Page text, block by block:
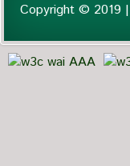
Copyright © 2019